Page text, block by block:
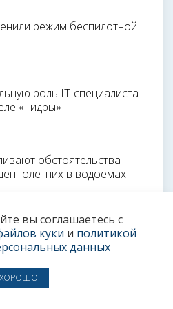
режим беспилотной
роль IT-специалиста
«Гидры»
обстоятельства
в водоемах
отменился вылет из
вы соглашаетесь с
куки и политикой
данных
ХОРОШО